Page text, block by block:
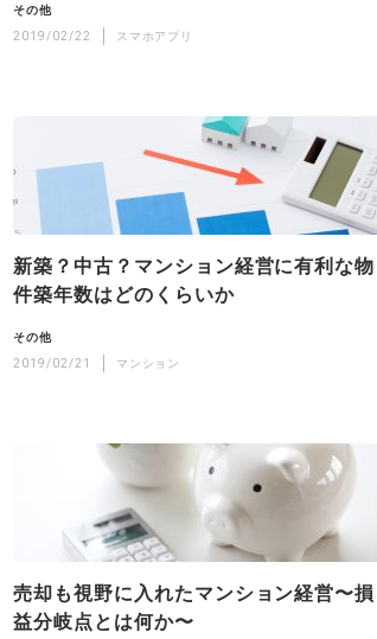
その他
2019/02/22
スマホアプリ
新築？中古？マンション経営に有利な物
件築年数はどのくらいか
その他
2019/02/21
マンション
売却も視野に入れたマンション経営〜損
益分岐点とは何か〜